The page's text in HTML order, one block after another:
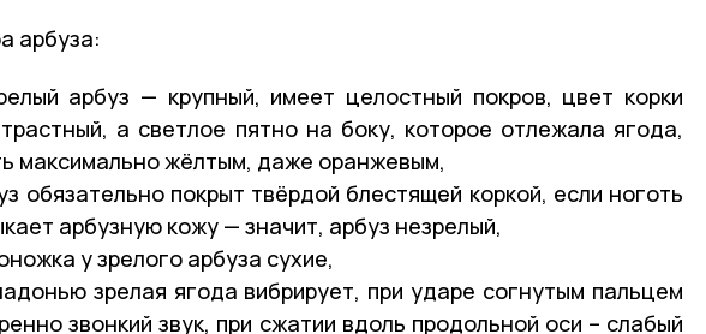
арбуза:
арбуз — крупный, имеет целостный покров, цвет корки
а светлое пятно на боку, которое отлежала ягода,
максимально жёлтым, даже оранжевым,
обязательно покрыт твёрдой блестящей коркой, если ноготь
арбузную кожу — значит, арбуз незрелый,
у зрелого арбуза сухие,
зрелая ягода вибрирует, при ударе согнутым пальцем
звонкий звук, при сжатии вдоль продольной оси – слабый